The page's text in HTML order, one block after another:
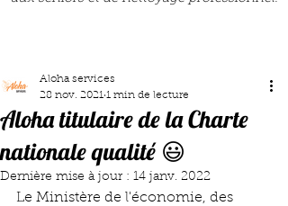
Aloha titulaire de la Charte
nationale qualité 😃
Aloha services
28 nov. 2021 1 min de lecture
Dernière mise à jour : 14 janv. 2022
Le Ministère de l'économie, des